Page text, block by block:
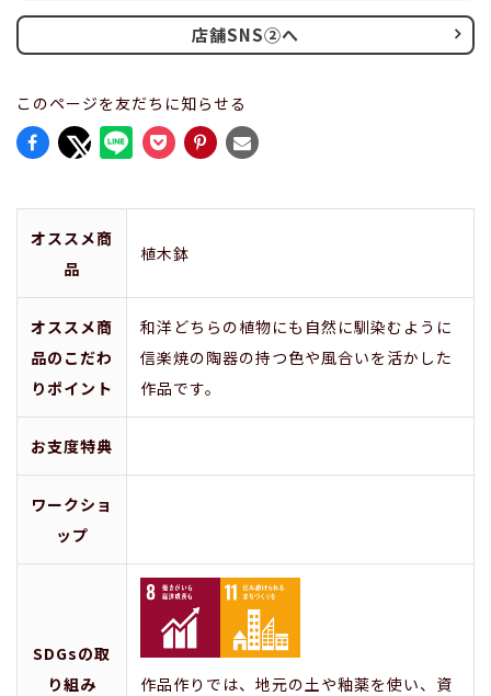
店舗SNS②へ
このページを友だちに知らせる
オススメ商
品
植木鉢
オススメ商
品のこだわ
りポイント
和洋どちらの植物にも自然に馴染むように
信楽焼の陶器の持つ色や風合いを活かした
作品です。
お支度特典
ワークショ
ップ
SDGsの取
り組み
作品作りでは、地元の土や釉薬を使い、資